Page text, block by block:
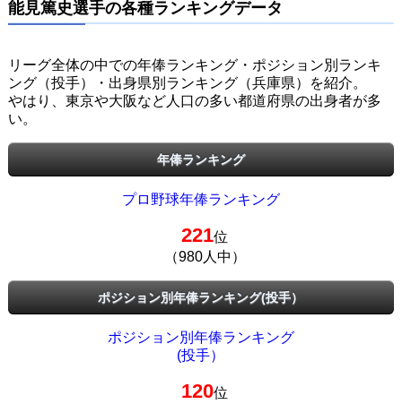
能見篤史選手の各種ランキングデータ
リーグ全体の中での年俸ランキング・ポジション別ランキ
ング（投手）・出身県別ランキング（兵庫県）を紹介。
やはり、東京や大阪など人口の多い都道府県の出身者が多
い。
年俸ランキング
プロ野球年俸ランキング
221位
（980人中）
ポジション別年俸ランキング(投手）
ポジション別年俸ランキング
(投手）
120位